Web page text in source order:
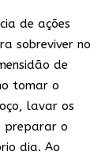
de ações
sobreviver no
de
tomar o
lavar os
preparar o
dia. Ao